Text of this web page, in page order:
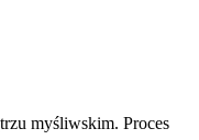
myśliwskim. Proces